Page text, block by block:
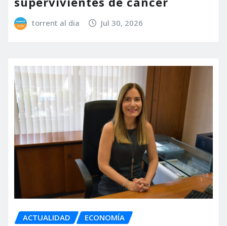
torrent al dia Jul 30, 2026
ACTUALIDAD ECONOMÍA